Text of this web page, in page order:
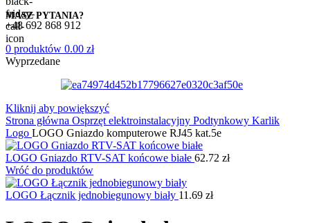
MASZ PYTANIA?
+48 692 868 912
0 produktów 0.00 zł
Wyprzedane
Kliknij aby powiększyć
Strona główna Osprzęt elektroinstalacyjny Podtynkowy Karlik
Logo LOGO Gniazdo komputerowe RJ45 kat.5e
LOGO Gniazdo RTV-SAT końcowe białe 62.72 zł
Wróć do produktów
LOGO Łącznik jednobiegunowy biały 11.69 zł